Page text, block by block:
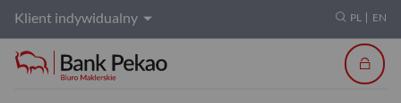
Klient indywidualny PL EN